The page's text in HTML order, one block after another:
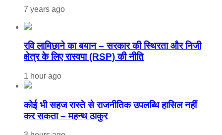
7 years ago
रवि लामिछाने का बयान – सरकार की स्थिरता और निजी
क्षेत्र के लिए रास्वपा (RSP) की नीति
1 hour ago
कोई भी सहज रास्ते से राजनीतिक उपलब्धि हासिल नहीं
कर सकता – महन्थ ठाकुर